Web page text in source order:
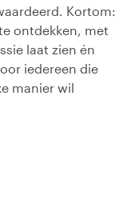
Kortom:
ontdekken, met
laat zien én
iedereen die
manier wil